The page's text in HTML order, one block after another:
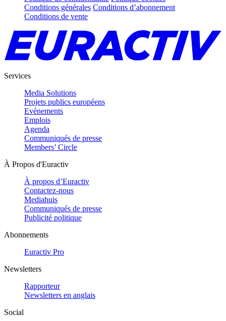
Conditions générales Conditions d’abonnement
Conditions de vente
Services
Media Solutions
Projets publics européens
Evénements
Emplois
Agenda
Communiqués de presse
Members’ Circle
À Propos d'Euractiv
À propos d’Euractiv
Contactez-nous
Mediahuis
Communiqués de presse
Publicité politique
Abonnements
Euractiv Pro
Newsletters
Rapporteur
Newsletters en anglais
Social